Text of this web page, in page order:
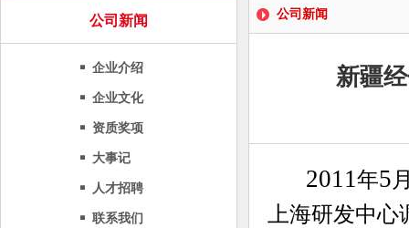
公司新闻
企业介绍
企业文化
资质奖项
大事记
人才招聘
联系我们
公司新闻
新疆
2011年5
上海研发中